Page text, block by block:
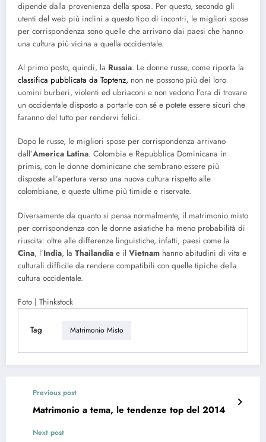
dipende dalla provenienza della sposa. Per questo, secondo gli
utenti del web più inclini a questo tipo di incontri, le migliori spose
per corrispondenza sono quelle che arrivano dai paesi che hanno
una cultura più vicina a quella occidentale.
Al primo posto, quindi, la Russia. Le donne russe, come riporta la
classifica pubblicata da Toptenz, non ne possono più dei loro
uomini burberi, violenti ed ubriaconi e non vedono l’ora di trovare
un occidentale disposto a portarle con sé e potete essere sicuri che
faranno del tutto per rendervi felici.
Dopo le russe, le migliori spose per corrispondenza arrivano
dall’America Latina. Colombia e Repubblica Dominicana in
primis, con le donne dominicane che sembrano essere più
disposte all’apertura verso una nuova cultura rispetto alle
colombiane, e queste ultime più timide e riservate.
Diversamente da quanto si pensa normalmente, il matrimonio misto
per corrispondenza con le donne asiatiche ha meno probabilità di
riuscita: oltre alle differenze linguistiche, infatti, paesi come la
Cina, l’India, la Thailandia e il Vietnam hanno abitudini di vita e
culturali difficile da rendere compatibili con quelle tipiche della
cultura occidentale.
Foto | Thinkstock
Tag Matrimonio Misto
Previous post
Matrimonio a tema, le tendenze top del 2014
Next post